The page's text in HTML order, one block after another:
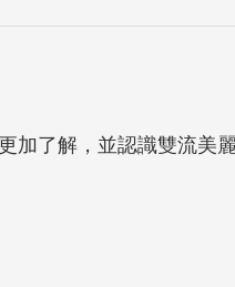
加了解，並認識雙流美